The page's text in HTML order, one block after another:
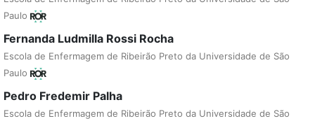
Paulo
Fernanda Ludmilla Rossi Rocha
Escola de Enfermagem de Ribeirão Preto da Universidade de São
Paulo
Pedro Fredemir Palha
Escola de Enfermagem de Ribeirão Preto da Universidade de São